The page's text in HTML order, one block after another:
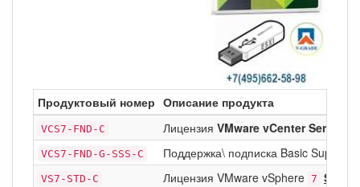
Продуктовый номер Описание продукта
VCS7-FND-C Лицензия VMware vCenter Server
VCS7-FND-G-SSS-C Поддержка\ подписка Basic
VS7-STD-C Лицензия VMware vSphere 7